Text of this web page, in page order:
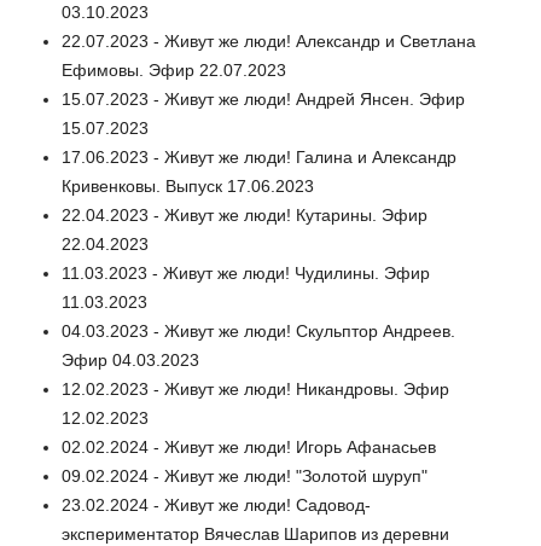
03.10.2023
22.07.2023 - Живут же люди! Александр и Светлана
Ефимовы. Эфир 22.07.2023
15.07.2023 - Живут же люди! Андрей Янсен. Эфир
15.07.2023
17.06.2023 - Живут же люди! Галина и Александр
Кривенковы. Выпуск 17.06.2023
22.04.2023 - Живут же люди! Кутарины. Эфир
22.04.2023
11.03.2023 - Живут же люди! Чудилины. Эфир
11.03.2023
04.03.2023 - Живут же люди! Скульптор Андреев.
Эфир 04.03.2023
12.02.2023 - Живут же люди! Никандровы. Эфир
12.02.2023
02.02.2024 - Живут же люди! Игорь Афанасьев
09.02.2024 - Живут же люди! "Золотой шуруп"
23.02.2024 - Живут же люди! Садовод-
экспериментатор Вячеслав Шарипов из деревни